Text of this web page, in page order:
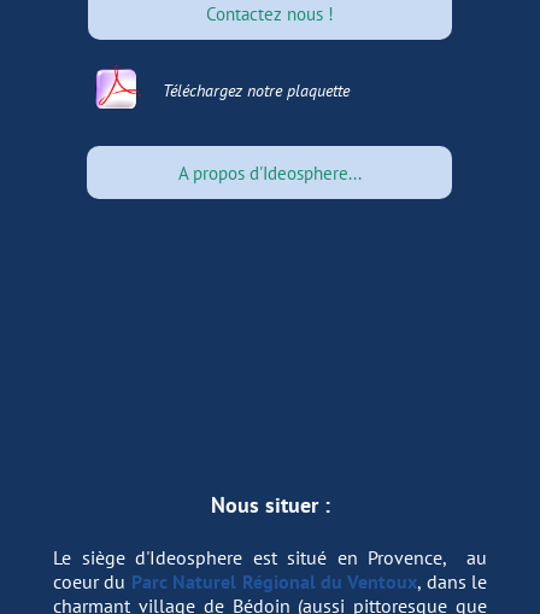
Contactez nous !
A propos d'Ideosphere...
Nous situer :
Le siège d'Ideosphere est situé en Provence, au
coeur du Parc Naturel Régional du Ventoux, dans le
charmant village de Bédoin (aussi pittoresque que
Téléchargez notre plaquette